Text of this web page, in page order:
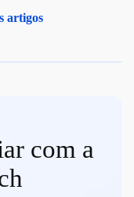
artigos
com a